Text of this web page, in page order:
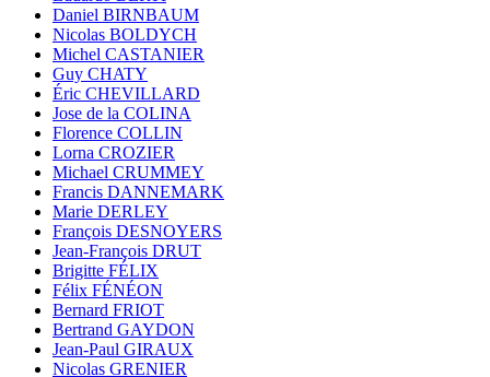
Daniel BIRNBAUM
Nicolas BOLDYCH
Michel CASTANIER
Guy CHATY
Éric CHEVILLARD
Jose de la COLINA
Florence COLLIN
Lorna CROZIER
Michael CRUMMEY
Francis DANNEMARK
Marie DERLEY
François DESNOYERS
Jean-François DRUT
Brigitte FÉLIX
Félix FÉNÉON
Bernard FRIOT
Bertrand GAYDON
Jean-Paul GIRAUX
Nicolas GRENIER